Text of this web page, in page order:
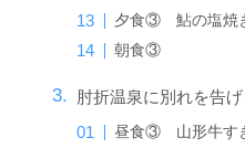
夕食③ 鮎の塩焼
朝食③
肘折温泉に別れを告げ
昼食③ 山形牛す